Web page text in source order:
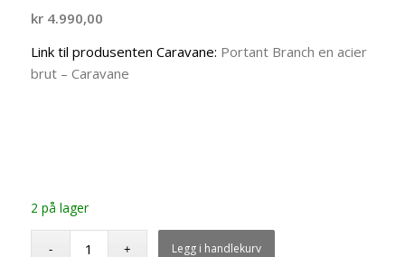
kr4.990,00
Link til produsenten Caravane: Portant Branch en acier
brut – Caravane
2 på lager
Legg i handlekurv